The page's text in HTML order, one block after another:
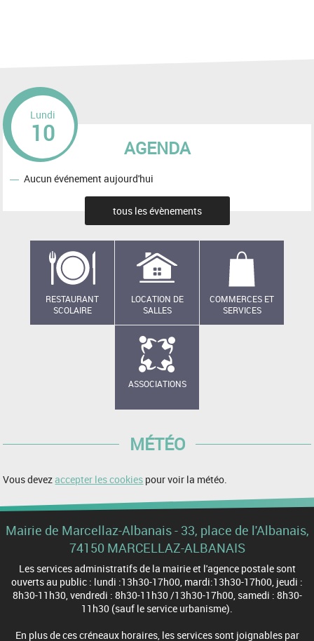
AGENDA
Lundi
10
Aucun événement aujourd'hui
tous les évènements
RESTAURANT
SCOLAIRE
LOCATION DE
SALLES
COMMERCES ET
SERVICES
ASSOCIATIONS
MÉTÉO
Vous devezaccepter les cookies pour voir la météo.
Mairie de Marcellaz-Albanais - 33, place de l'Albanais,
74150 MARCELLAZ-ALBANAIS
Les services administratifs de la mairie et l'agence postale sont
ouverts au public : lundi :13h30-17h00, mardi:13h30-17h00, jeudi :
8h30-11h30, vendredi : 8h30-11h30 /13h30-17h00, samedi : 8h30-
11h30 (sauf le service urbanisme).
En plus de ces créneaux horaires, les services sont joignables par